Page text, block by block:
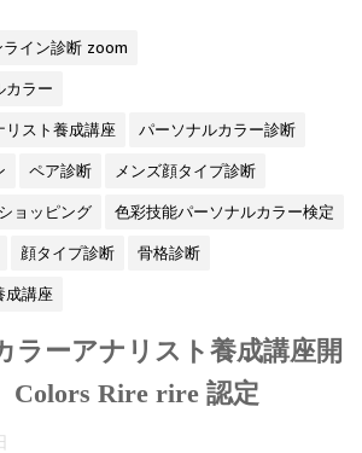
ライン診断 zoom
カラー
リスト養成講座
パーソナルカラー診断
ペア診断
メンズ顔タイプ診断
ョッピング
色彩技能パーソナルカラー検定
顔タイプ診断
骨格診断
成講座
ラーアナリスト養成講座開
Rire rire 認定